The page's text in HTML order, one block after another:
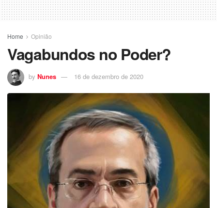
Home Opinião
Vagabundos no Poder?
by Nunes 16 de dezembro de 2020